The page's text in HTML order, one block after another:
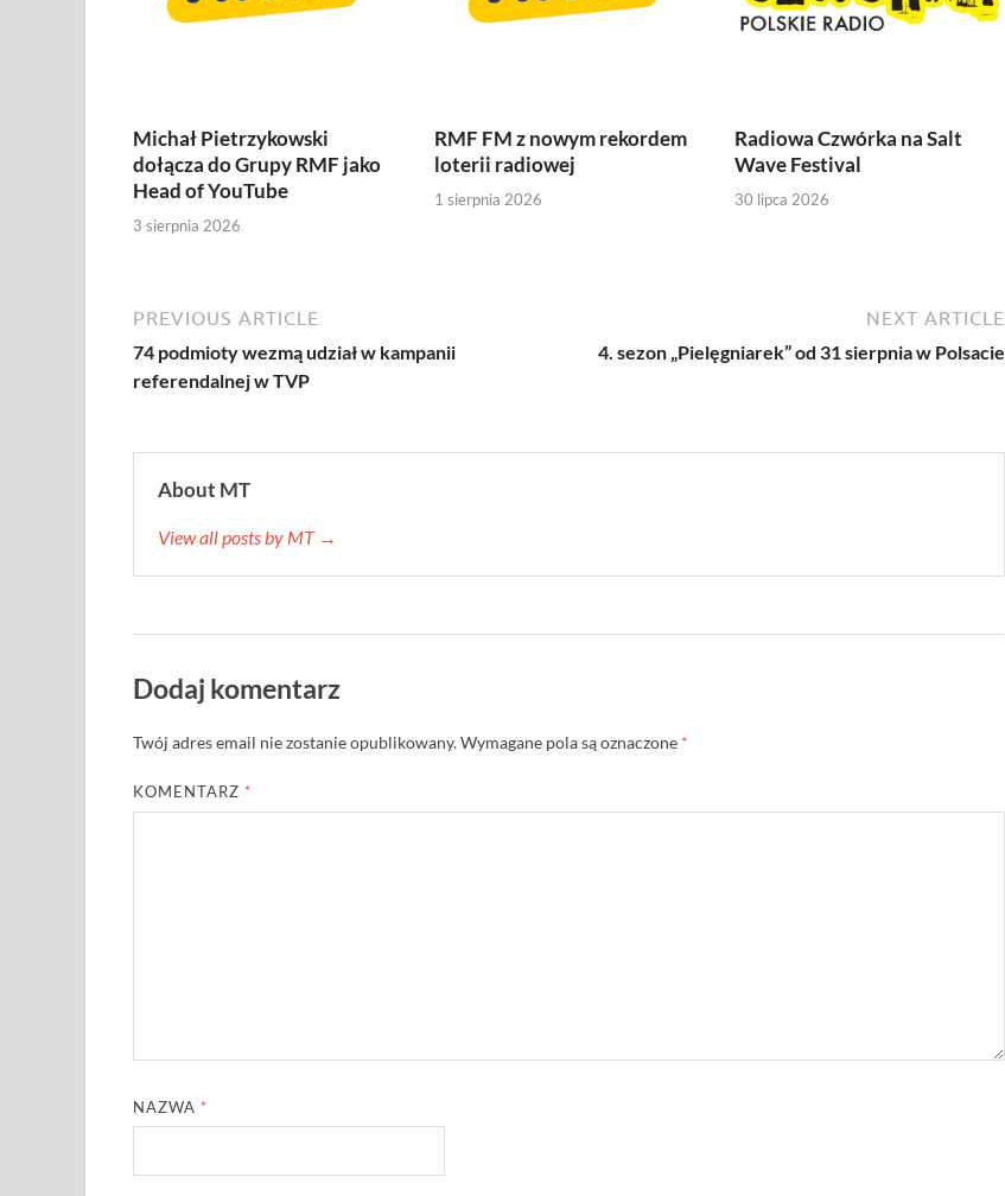
Michał Pietrzykowski
dołącza do Grupy RMF jako
Head of YouTube
3 sierpnia 2026
RMF FM z nowym rekordem
loterii radiowej
1 sierpnia 2026
Radiowa Czwórka na Salt
Wave Festival
30 lipca 2026
PREVIOUS ARTICLE
74 podmioty wezmą udział w kampanii
referendalnej w TVP
NEXT ARTICLE
4. sezon „Pielęgniarek” od 31 sierpnia w Polsacie
About MT
View all posts by MT →
Dodaj komentarz
Twój adres email nie zostanie opublikowany.Wymagane pola są oznaczone *
KOMENTARZ *
NAZWA *